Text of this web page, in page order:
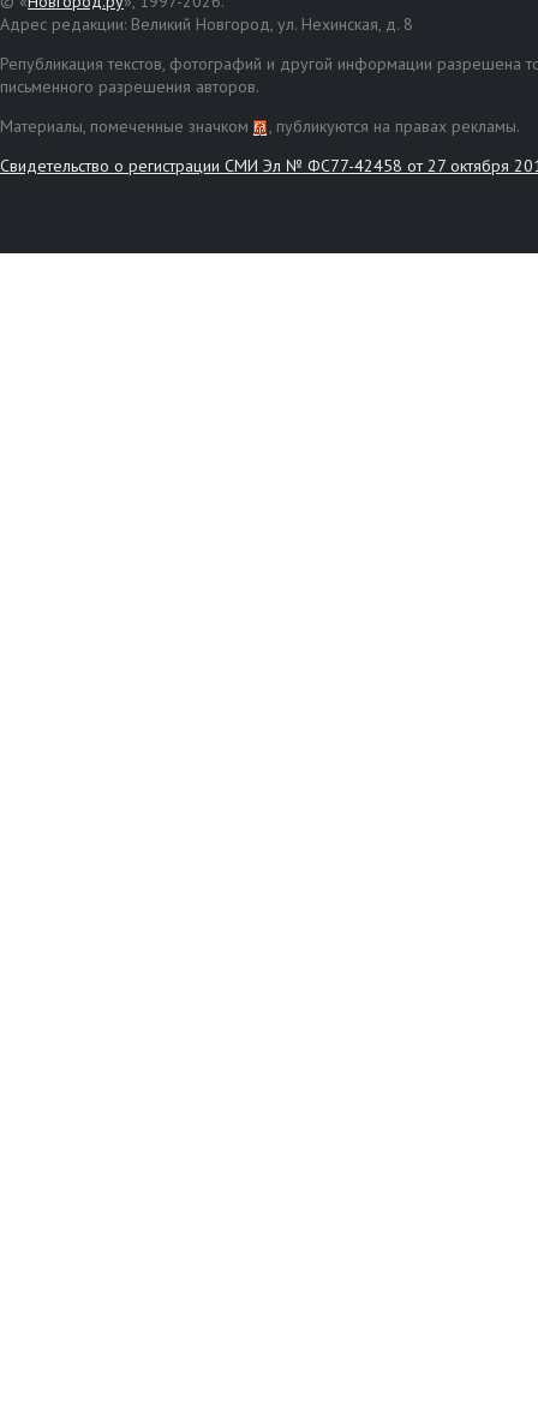
Адрес редакции: Великий Новгород, ул. Нехинская, д. 8
Републикация текстов, фотографий и другой информации разрешена
письменного разрешения авторов.
Материалы, помеченные значком
, публикуются на правах рекламы.
Свидетельство о регистрации СМИ Эл № ФС77-42458 от 27 октября